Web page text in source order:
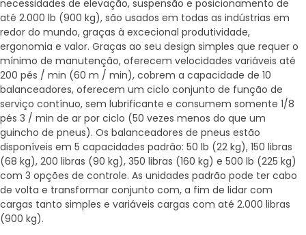
necessidades de elevação, suspensão e posicionamento de
até 2.000 lb (900 kg), são usados ​​em todas as indústrias em
redor do mundo, graças à excecional produtividade,
ergonomia e valor. Graças ao seu design simples que requer o
mínimo de manutenção, oferecem velocidades variáveis ​​até
200 pés / min (60 m / min), cobrem a capacidade de 10
balanceadores, oferecem um ciclo conjunto de função de
serviço contínuo, sem lubrificante e consumem somente 1/8
pés 3 / min de ar por ciclo (50 vezes menos do que um
guincho de pneus). Os balanceadores de pneus estão
disponíveis em 5 capacidades padrão: 50 lb (22 kg), 150 libras
(68 kg), 200 libras (90 kg), 350 libras (160 kg) e 500 lb (225 kg)
com 3 opções de controle. As unidades padrão pode ter cabo
de volta e transformar conjunto com, a fim de lidar com
cargas tanto simples e variáveis ​​cargas com até 2.000 libras
(900 kg).